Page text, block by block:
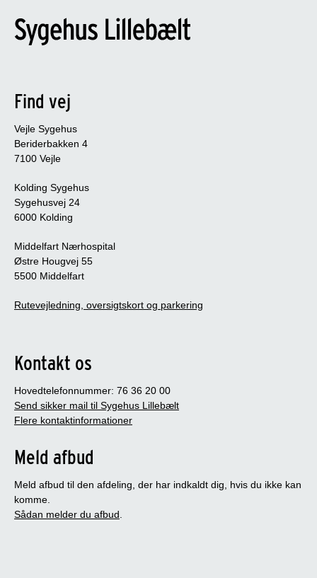
Find vej
Vejle Sygehus
Beriderbakken 4
7100 Vejle
Kolding Sygehus
Sygehusvej 24
6000 Kolding
Middelfart Nærhospital
Østre Hougvej 55
5500 Middelfart
Rutevejledning, oversigtskort og parkering
Kontakt os
Hovedtelefonnummer: 76 36 20 00
Send sikker mail til Sygehus Lillebælt
Flere kontaktinformationer
Meld afbud
Meld afbud til den afdeling, der har indkaldt dig, hvis du ikke kan
komme.
Sådan melder du afbud.